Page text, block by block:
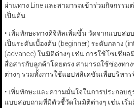
ผ่านทาง Line และสามารถเข้าร่วมกิจกรรม
เป็นต้น
• เพิ่มทักษะทางดิจิทัลเพิ่มขึ้น วัดจากแบบส
เป็นระดับเบื้องต้น (beginner) ระดับกลาง
(advance) ในมิติต่างๆ เช่น การใช้โซเชีย
สื่อสารกับลูกค้าโดยตรง สามารถใช้ช่องทา
ต่างๆ รวมทั้งการใช้แอปพลิเคชันเพื่อบริหา
• เพิ่มทักษะและความมั่นใจในการประกอบ
แบบสอบถามที่มีตัวชี้วัดในมิติต่างๆ เช่น เริ่